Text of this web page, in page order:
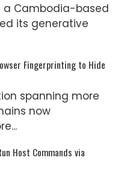
a Cambodia-based
its generative
Fingerprinting to Hide
spanning more
now
Host Commands via